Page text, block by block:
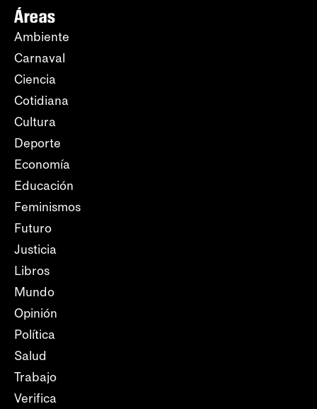
Áreas
Ambiente
Carnaval
Ciencia
Cotidiana
Cultura
Deporte
Economía
Educación
Feminismos
Futuro
Justicia
Libros
Mundo
Opinión
Política
Salud
Trabajo
Verifica